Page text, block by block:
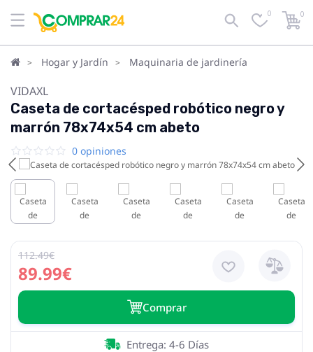
0 0
Hogar y Jardín Maquinaria de jardinería
VIDAXL
Caseta de cortacésped robótico negro y
marrón 78x74x54 cm abeto
0 opiniones
89.99€
112.49€
Сomprar
Entrega: 4-6 Días